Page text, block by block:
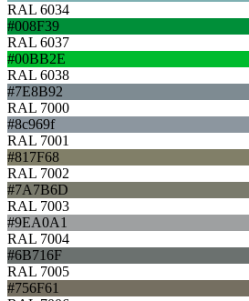
RAL 6034
#008F39
RAL 6037
#00BB2E
RAL 6038
#7E8B92
RAL 7000
#8c969f
RAL 7001
#817F68
RAL 7002
#7A7B6D
RAL 7003
#9EA0A1
RAL 7004
#6B716F
RAL 7005
#756F61